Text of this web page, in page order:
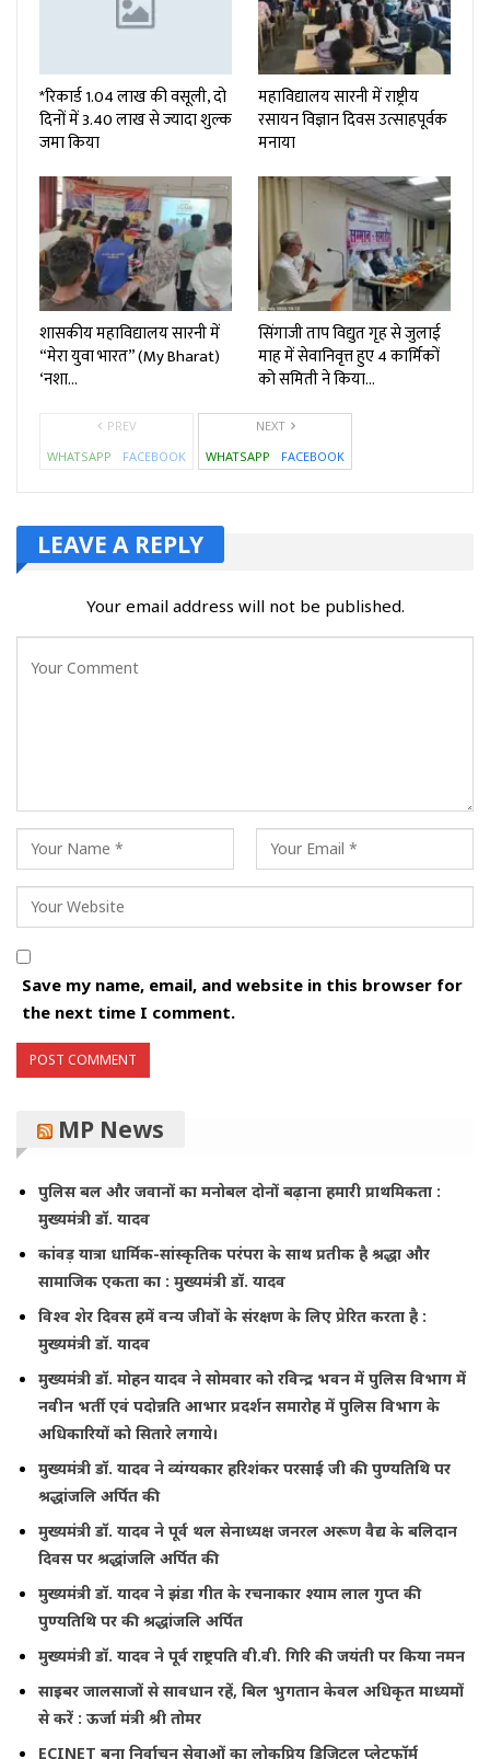
*रिकार्ड 1.04 लाख की वसूली, दो
दिनों में 3.40 लाख से ज्यादा शुल्क
जमा किया
महाविद्यालय सारनी में राष्ट्रीय
रसायन विज्ञान दिवस उत्साहपूर्वक
मनाया
शासकीय महाविद्यालय सारनी में
“मेरा युवा भारत” (My Bharat)
‘नशा…
सिंगाजी ताप विद्युत गृह से जुलाई
माह में सेवानिवृत्त हुए 4 कार्मिकों
को समिती ने किया…
PREV
WHATSAPP
FACEBOOK
NEXT
WHATSAPP
FACEBOOK
LEAVE A REPLY
Your email address will not be published.
Save my name, email, and website in this browser for
the next time I comment.
MP News
पुलिस बल और जवानों का मनोबल दोनों बढ़ाना हमारी प्राथमिकता :
मुख्यमंत्री डॉ. यादव
कांवड़ यात्रा धार्मिक-सांस्कृतिक परंपरा के साथ प्रतीक है श्रद्धा और
सामाजिक एकता का : मुख्यमंत्री डॉ. यादव
विश्व शेर दिवस हमें वन्य जीवों के संरक्षण के लिए प्रेरित करता है :
मुख्यमंत्री डॉ. यादव
मुख्यमंत्री डॉ. मोहन यादव ने सोमवार को रविन्द्र भवन में पुलिस विभाग में
नवीन भर्ती एवं पदोन्नति आभार प्रदर्शन समारोह में पुलिस विभाग के
अधिकारियों को सितारे लगाये।
मुख्यमंत्री डॉ. यादव ने व्यंग्यकार हरिशंकर परसाई जी की पुण्यतिथि पर
श्रद्धांजलि अर्पित की
मुख्यमंत्री डॉ. यादव ने पूर्व थल सेनाध्यक्ष जनरल अरूण वैद्य के बलिदान
दिवस पर श्रद्धांजलि अर्पित की
मुख्यमंत्री डॉ. यादव ने झंडा गीत के रचनाकार श्याम लाल गुप्त की
पुण्यतिथि पर की श्रद्धांजलि अर्पित
मुख्यमंत्री डॉ. यादव ने पूर्व राष्ट्रपति वी.वी. गिरि की जयंती पर किया नमन
साइबर जालसाजों से सावधान रहें, बिल भुगतान केवल अधिकृत माध्यमों
से करें : ऊर्जा मंत्री श्री तोमर
ECINET बना निर्वाचन सेवाओं का लोकप्रिय डिजिटल प्लेटफॉर्म